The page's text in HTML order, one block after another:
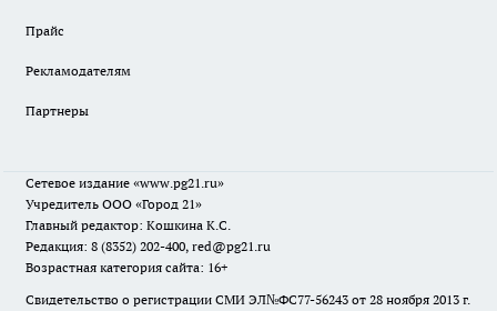
Прайс
Рекламодателям
Партнеры
Сетевое издание «www.pg21.ru»
Учредитель ООО «Город 21»
Главный редактор: Кошкина К.С.
Редакция: 8 (8352) 202-400, red@pg21.ru
Возрастная категория сайта: 16+
Свидетельство о регистрации СМИ ЭЛ№ФС77-56243 от 28 ноября 2013 г.